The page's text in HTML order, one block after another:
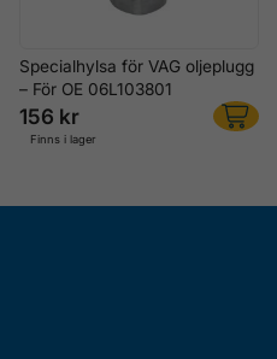
Specialhylsa för VAG oljeplugg
– För OE 06L103801
156 kr
Finns i lager